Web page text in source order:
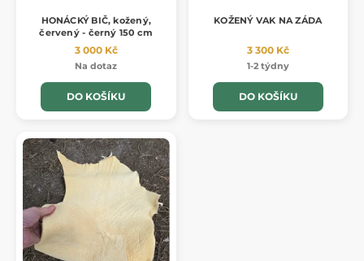
HONÁCKÝ BIČ, kožený,
červený - černý 150 cm
3 000 Kč
Na dotaz
DO KOŠÍKU
KOŽENÝ VAK NA ZÁDA
3 300 Kč
1-2 týdny
DO KOŠÍKU